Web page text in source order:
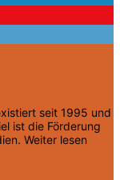
seit 1995 und
ist die Förderung
Weiter lesen